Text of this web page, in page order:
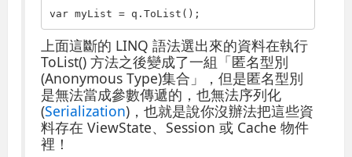
var myList = q.ToList();
上面這斷的 LINQ 語法選出來的資料在執行
ToList() 方法之後變成了一組「匿名型別
(Anonymous Type)集合」，但是匿名型別
是無法當成參數傳遞的，也無法序列化
(Serialization)，也就是說你沒辦法把這些資
料存在 ViewState、Session 或 Cache 物件
裡！